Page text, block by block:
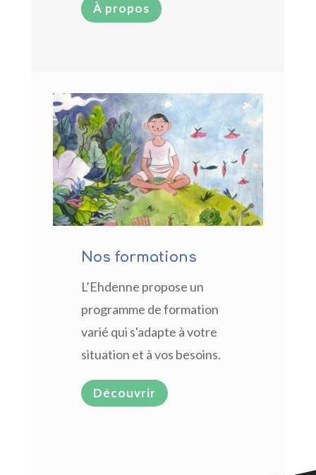
À propos
Nos formations
L’Ehdenne propose un
programme de formation
varié qui s'adapte à votre
situation et à vos besoins.
Découvrir